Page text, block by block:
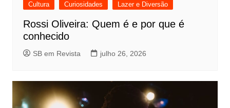
Cultura Curiosidades Lazer e Diversão
Rossi Oliveira: Quem é e por que é
conhecido
SB em Revista julho 26, 2026